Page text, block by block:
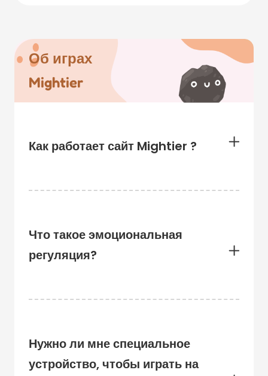
Об играх
Mightier
Как работает сайт Mightier ?
Что такое эмоциональная
регуляция?
Нужно ли мне специальное
устройство, чтобы играть на